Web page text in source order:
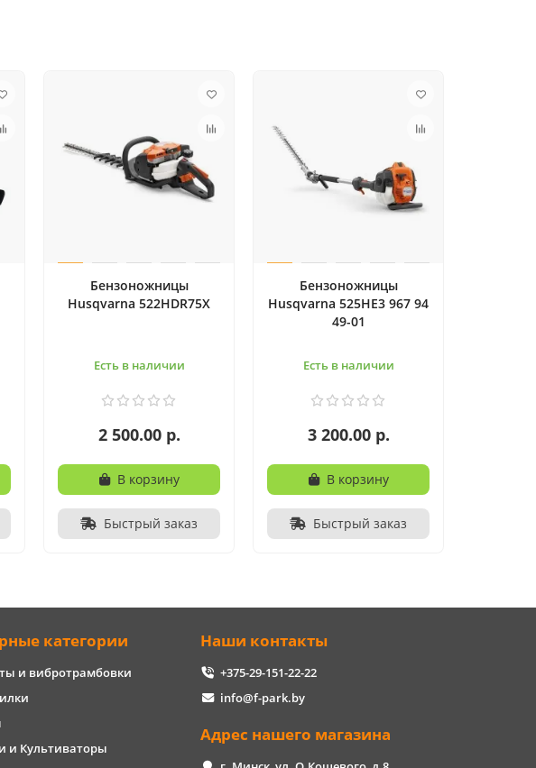
Бензоножницы
Husqvarna 522HDR75X
Есть в наличии
2 500.00 р.
В корзину
Быстрый заказ
Бензоножницы
Husqvarna 525HE3 967 94
49-01
Есть в наличии
3 200.00 р.
В корзину
Быстрый заказ
категории
и вибротрамбовки
и Культиваторы
Наши контакты
+375-29-151-22-22
info@f-park.by
Адрес нашего магазина